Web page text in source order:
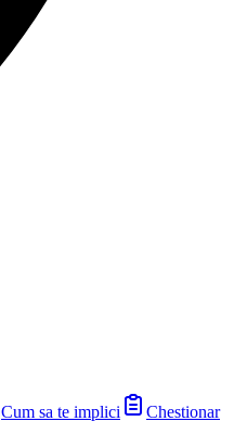
Cum sa te implici
Chestionar